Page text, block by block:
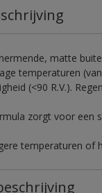
matte
temperaturen
(<90 R.V.).
zorgt voor een
temperaturen of